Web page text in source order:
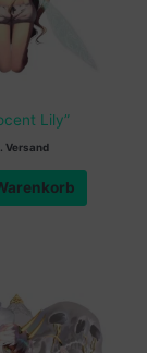
Lily”
Versand